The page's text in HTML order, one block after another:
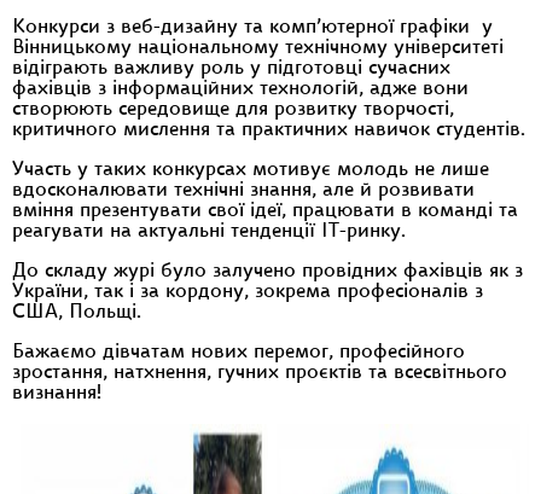
Конкурси з веб-дизайну та комп’ютерної графіки у
Вінницькому національному технічному університеті
відіграють важливу роль у підготовці сучасних
фахівців з інформаційних технологій, адже вони
створюють середовище для розвитку творчості,
критичного мислення та практичних навичок студентів.
Участь у таких конкурсах мотивує молодь не лише
вдосконалювати технічні знання, але й розвивати
вміння презентувати свої ідеї, працювати в команді та
реагувати на актуальні тенденції ІТ-ринку.
До складу журі було залучено провідних фахівців як з
України, так і за кордону, зокрема професіоналів з
США, Польщі.
Бажаємо дівчатам нових перемог, професійного
зростання, натхнення, гучних проєктів та всесвітнього
визнання!